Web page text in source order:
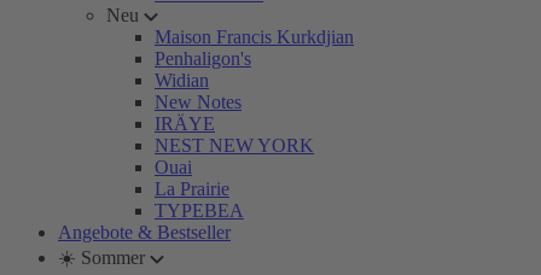
Neu
Maison Francis Kurkdjian
Penhaligon's
Widian
New Notes
IRÄYE
NEST NEW YORK
Ouai
La Prairie
TYPEBEA
Angebote & Bestseller
☀️ Sommer